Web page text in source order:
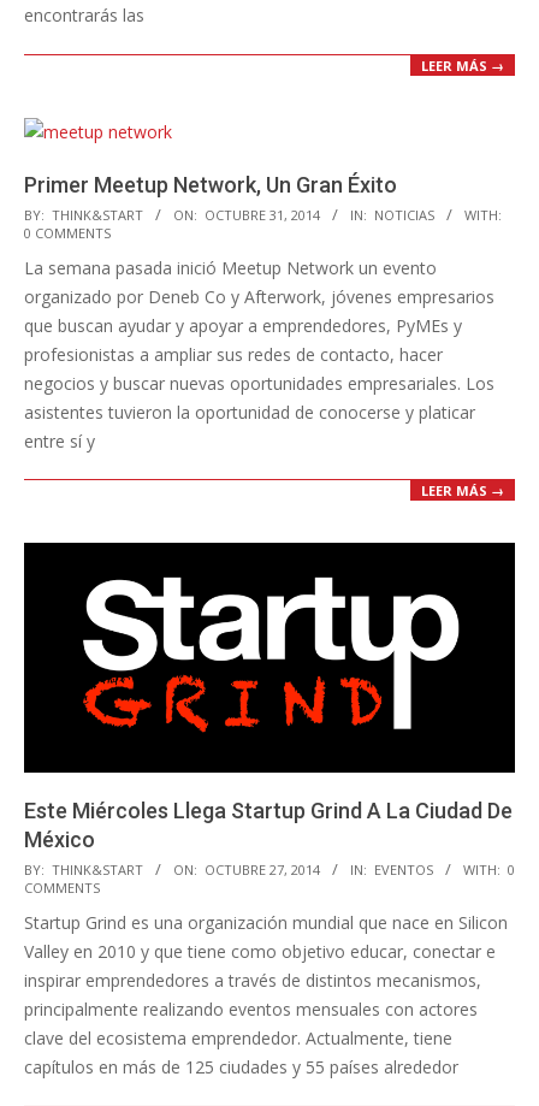
encontrarás las
LEER MÁS →
Primer Meetup Network, Un Gran Éxito
2014-
10-
31
BY: THINK&START ON: OCTUBRE 31, 2014 IN: NOTICIAS
WITH:
0 COMMENTS
La semana pasada inició Meetup Network un evento
organizado por Deneb Co y Afterwork, jóvenes empresarios
que buscan ayudar y apoyar a emprendedores, PyMEs y
profesionistas a ampliar sus redes de contacto, hacer
negocios y buscar nuevas oportunidades empresariales. Los
asistentes tuvieron la oportunidad de conocerse y platicar
entre sí y
LEER MÁS →
Este Miércoles Llega Startup Grind A La Ciudad De
México
2014-
10-
27
BY: THINK&START ON: OCTUBRE 27, 2014 IN: EVENTOS WITH: 0
COMMENTS
Startup Grind es una organización mundial que nace en Silicon
Valley en 2010 y que tiene como objetivo educar, conectar e
inspirar emprendedores a través de distintos mecanismos,
principalmente realizando eventos mensuales con actores
clave del ecosistema emprendedor. Actualmente, tiene
capítulos en más de 125 ciudades y 55 países alrededor